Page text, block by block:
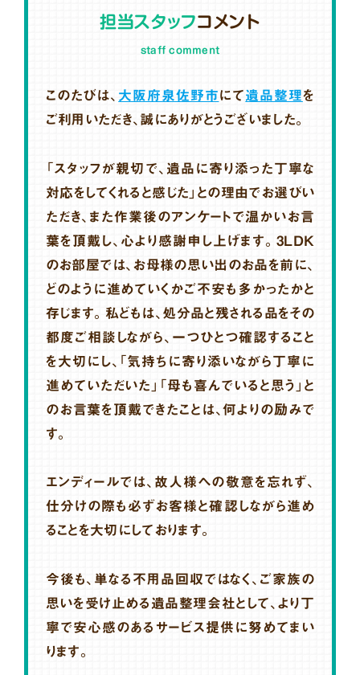
担当スタッフコメント
staff comment
このたびは、 大阪府泉佐野市にて遺品整理を
ご利用いただき、誠にありがとうございました。
「スタッフが親切で、遺品に寄り添った丁寧な
対応をしてくれると感じた」との理由でお選びい
ただき、また作業後のアンケートで温かいお言
葉を頂戴し、心より感謝申し上げます。3LDK
のお部屋では、お母様の思い出のお品を前に、
どのように進めていくかご不安も多かったかと
存じます。私どもは、処分品と残される品をその
都度ご相談しながら、一つひとつ確認すること
を大切にし、「気持ちに寄り添いながら丁寧に
進めていただいた」「母も喜んでいると思う」と
のお言葉を頂戴できたことは、何よりの励みで
す。
エンディールでは、故人様への敬意を忘れず、
仕分けの際も必ずお客様と確認しながら進め
ることを大切にしております。
今後も、単なる不用品回収ではなく、ご家族の
思いを受け止める遺品整理会社として、より丁
寧で安心感のあるサービス提供に努めてまい
ります。